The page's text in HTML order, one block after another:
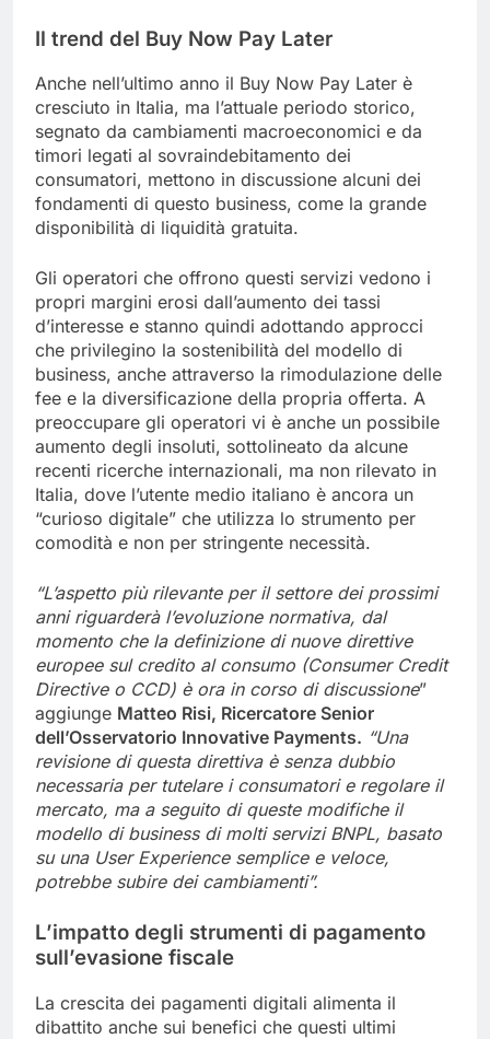
Il trend del Buy Now Pay Later
Anche nell’ultimo anno il Buy Now Pay Later è
cresciuto in Italia, ma l’attuale periodo storico,
segnato da cambiamenti macroeconomici e da
timori legati al sovraindebitamento dei
consumatori, mettono in discussione alcuni dei
fondamenti di questo business, come la grande
disponibilità di liquidità gratuita.
Gli operatori che offrono questi servizi vedono i
propri margini erosi dall’aumento dei tassi
d’interesse e stanno quindi adottando approcci
che privilegino la sostenibilità del modello di
business, anche attraverso la rimodulazione delle
fee e la diversificazione della propria offerta. A
preoccupare gli operatori vi è anche un possibile
aumento degli insoluti, sottolineato da alcune
recenti ricerche internazionali, ma non rilevato in
Italia, dove l’utente medio italiano è ancora un
“curioso digitale” che utilizza lo strumento per
comodità e non per stringente necessità.
“L’aspetto più rilevante per il settore dei prossimi
anni riguarderà l’evoluzione normativa, dal
momento che la definizione di nuove direttive
europee sul credito al consumo (Consumer Credit
Directive o CCD) è ora in corso di discussione”
aggiunge Matteo Risi, Ricercatore Senior
dell’Osservatorio Innovative Payments. “Una
revisione di questa direttiva è senza dubbio
necessaria per tutelare i consumatori e regolare il
mercato, ma a seguito di queste modifiche il
modello di business di molti servizi BNPL, basato
su una User Experience semplice e veloce,
potrebbe subire dei cambiamenti”.
L’impatto degli strumenti di pagamento
sull’evasione fiscale
La crescita dei pagamenti digitali alimenta il
dibattito anche sui benefici che questi ultimi